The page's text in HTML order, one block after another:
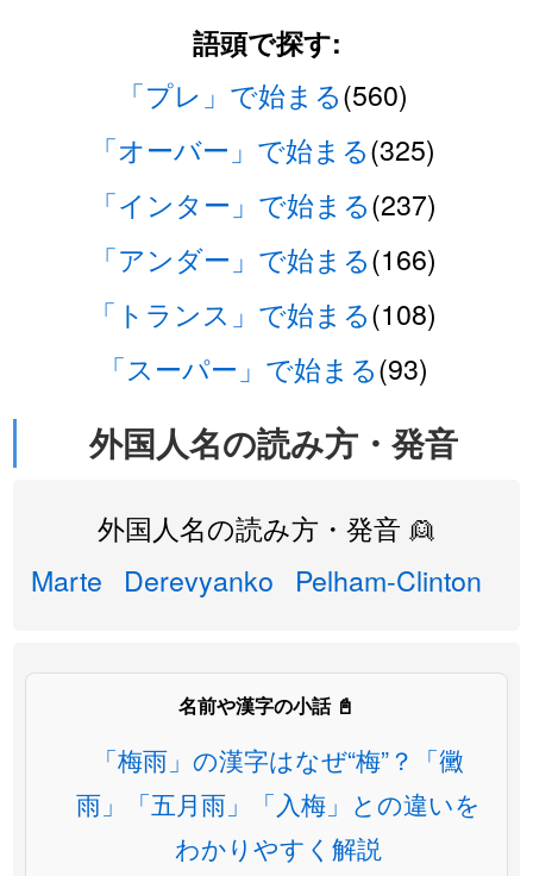
語頭で探す:
「プレ」で始まる(560)
「オーバー」で始まる(325)
「インター」で始まる(237)
「アンダー」で始まる(166)
「トランス」で始まる(108)
「スーパー」で始まる(93)
外国人名の読み方・発音
外国人名の読み方・発音 👱
Marte
Derevyanko Pelham-Clinton
名前や漢字の小話 📓
「梅雨」の漢字はなぜ“梅”？「黴
雨」「五月雨」「入梅」との違いを
わかりやすく解説